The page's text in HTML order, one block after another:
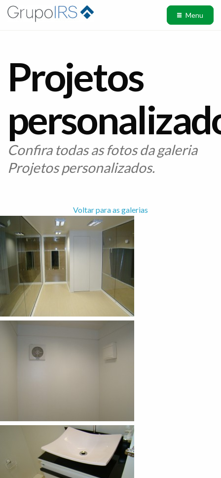
Menu
Projetos
Confira todas as fotos da galeria
Projetos personalizados.
Voltar para as galerias